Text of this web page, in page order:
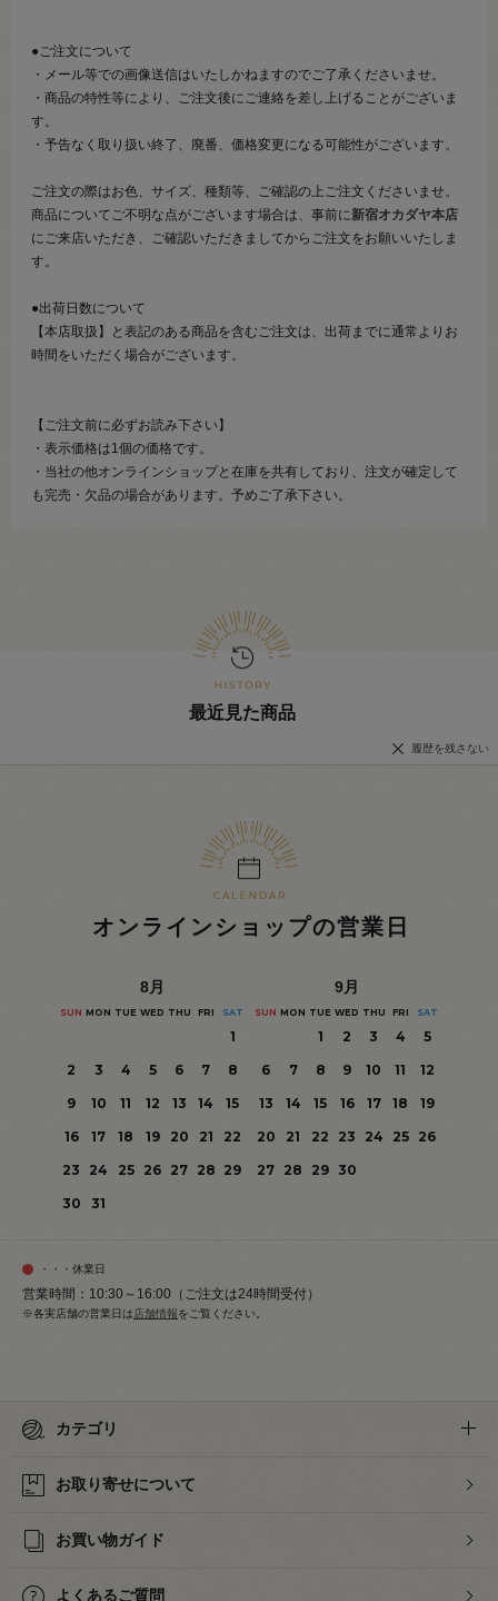
●ご注文について
・メール等での画像送信はいたしかねますのでご了承くださいませ。
・商品の特性等により、ご注文後にご連絡を差し上げることがございま
す。
・予告なく取り扱い終了、廃番、価格変更になる可能性がございます。
ご注文の際はお色、サイズ、種類等、ご確認の上ご注文くださいませ。
商品についてご不明な点がございます場合は、事前に新宿オカダヤ本店
にご来店いただき、ご確認いただきましてからご注文をお願いいたしま
す。
●出荷日数について
【本店取扱】と表記のある商品を含むご注文は、出荷までに通常よりお
時間をいただく場合がございます。
【ご注文前に必ずお読み下さい】
・表示価格は1個の価格です。
・当社の他オンラインショップと在庫を共有しており、注文が確定して
も完売・欠品の場合があります。予めご了承下さい。
最近見た商品
履歴を残さない
オンラインショップの営業日
8月
SUN MON TUE WED THU FRI SAT
1
2
3 4 5 6 7
8
9
10 11 12 13 14
15
16
17 18 19 20 21
22
23
24 25 26 27 28 29
30
31
9月
SUN MON TUE WED THU FRI SAT
1 2 3 4
5
6
7 8 9 10 11
12
13
14 15 16 17 18
19
20
21 22 23 24 25
26
27 28 29 30
・・・休業日
営業時間：10:30～16:00（ご注文は24時間受付）
※各実店舗の営業日は 店舗情報をご覧ください。
カテゴリ
お取り寄せについて
お買い物ガイド
よくあるご質問